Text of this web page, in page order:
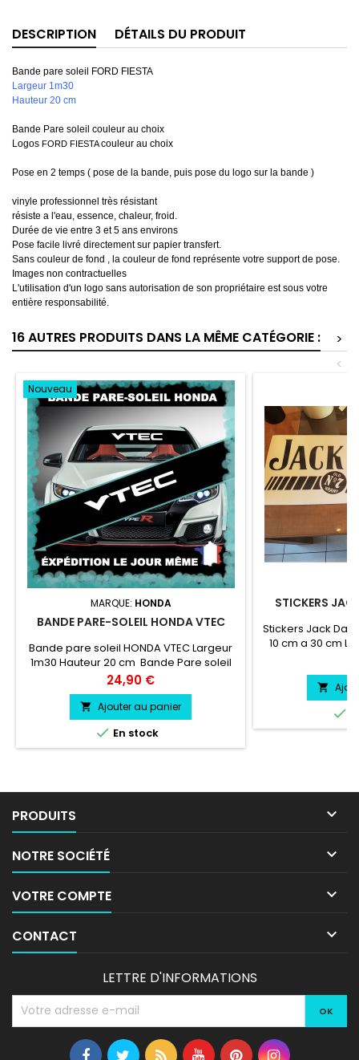
DESCRIPTION DÉTAILS DU PRODUIT
Bande pare soleil FORD FIESTA
Largeur 1m30
Hauteur 20 cm
Bande Pare soleil couleur au choix
Logos FORD FIESTAcouleur au choix
Pose en 2 temps ( pose de la bande, puis pose du logo sur la bande )
vinyle professionnel très résistant
résiste a l'eau, essence, chaleur, froid.
Durée de vie entre 3 et 5 ans environs
Pose facile livré directement sur papier transfert.
Sans couleur de fond , la couleur de fond représente votre support de pose.
Images non contractuelles
L'utilisation d'un logo sans autorisation de son propriétaire est sous votre
entière responsabilité.
16 AUTRES PRODUITS DANS LA MÊME CATÉGORIE :
>
<
Nouveau
MARQUE: HONDA
BANDE PARE-SOLEIL HONDA VTEC
Bande pare soleil HONDA VTEC Largeur
1m30 Hauteur 20 cm Bande Pare soleil
couleur au choix Logo HONDA VTEC
couleur au choix
Prix
24,90 €
 Ajouter au panier
 En stock
STICKERS
Stickers Jack
10 cm a 30 cm
résiste a l'eau,


PRODUITS 
NOTRE SOCIÉTÉ 
VOTRE COMPTE 
CONTACT 
LETTRE D'INFORMATIONS